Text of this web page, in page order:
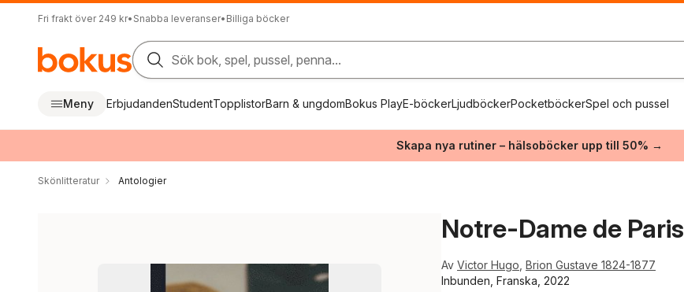
Fri frakt över 249 kr• Snabba leveranser• Billiga böcker
Sök bok, spel, pussel, penna...
Meny ErbjudandenStudentTopplistorBarn & ungdomBokus PlayE-böckerLjudböckerPocketböckerSpel och pussel
Skapa nya rutiner – hälsoböcker upp till 50% →
Skönlitteratur Antologier
Notre-Dame de Paris
Av Victor Hugo Brion Gustave 1824-1877
Inbunden, Franska, 2022